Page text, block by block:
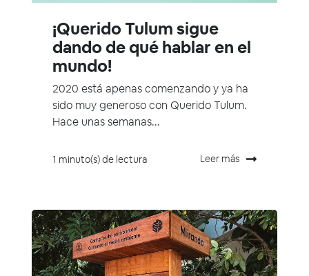
¡Querido Tulum sigue
dando de qué hablar en el
mundo!
2020 está apenas comenzando y ya ha
sido muy generoso con Querido Tulum.
Hace unas semanas...
1 minuto(s) de lectura Leer más